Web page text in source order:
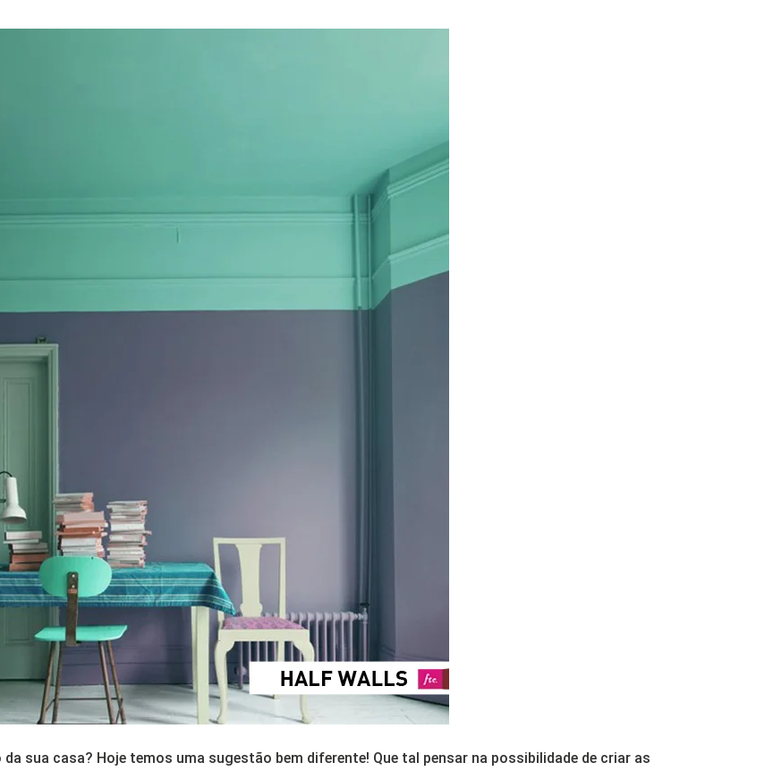
sua casa? Hoje temos uma sugestão bem diferente! Que tal pensar na possibilidade de criar as